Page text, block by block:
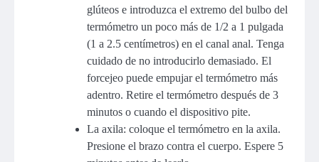
glúteos e introduzca el extremo del bulbo del
termómetro un poco más de 1/2 a 1 pulgada
(1 a 2.5 centímetros) en el canal anal. Tenga
cuidado de no introducirlo demasiado. El
forcejeo puede empujar el termómetro más
adentro. Retire el termómetro después de 3
minutos o cuando el dispositivo pite.
La axila: coloque el termómetro en la axila.
Presione el brazo contra el cuerpo. Espere 5